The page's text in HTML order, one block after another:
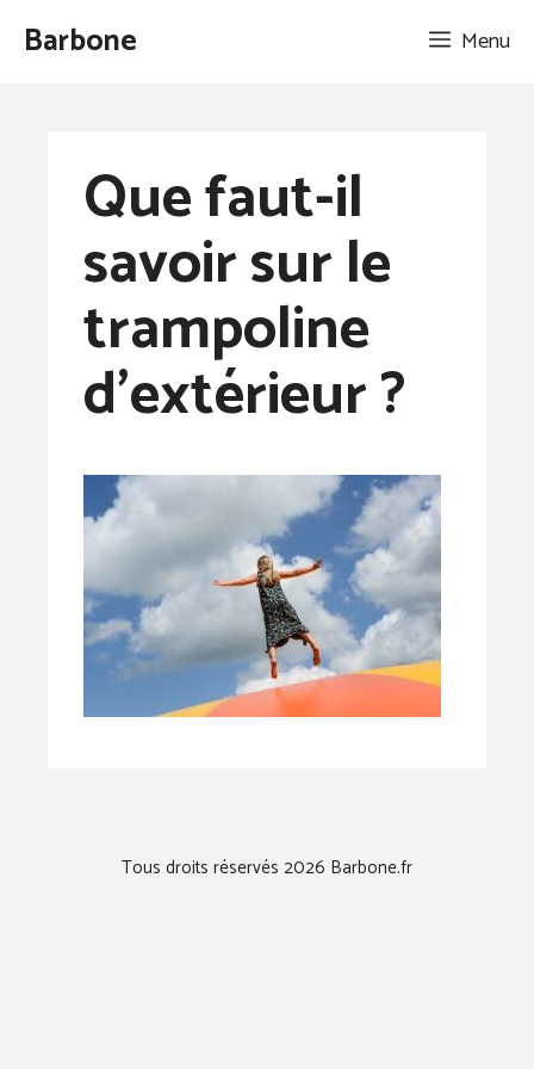
AllerBarbone Menu
Que faut-il
savoir sur le
trampoline
d’extérieur ?
Tous droits réservés 2026 Barbone.fr